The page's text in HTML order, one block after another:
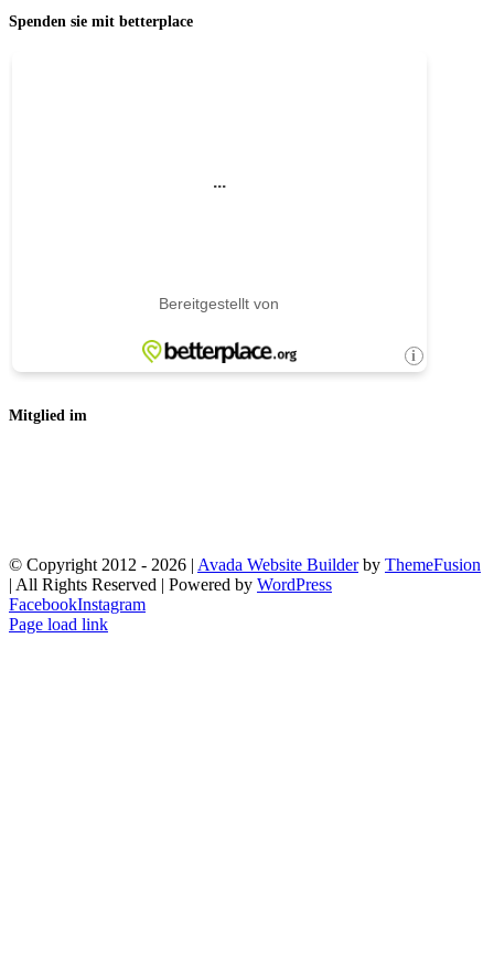
Spenden sie mit betterplace
Mitglied im
© Copyright 2012 - 2026 | Avada Website Builderby ThemeFusion
| All Rights Reserved | Powered by WordPress
FacebookInstagram
Page load link